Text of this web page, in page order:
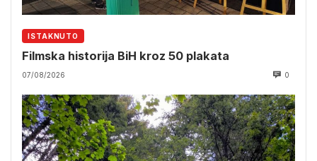
ISTAKNUTO
Filmska historija BiH kroz 50 plakata
07/08/2026 0